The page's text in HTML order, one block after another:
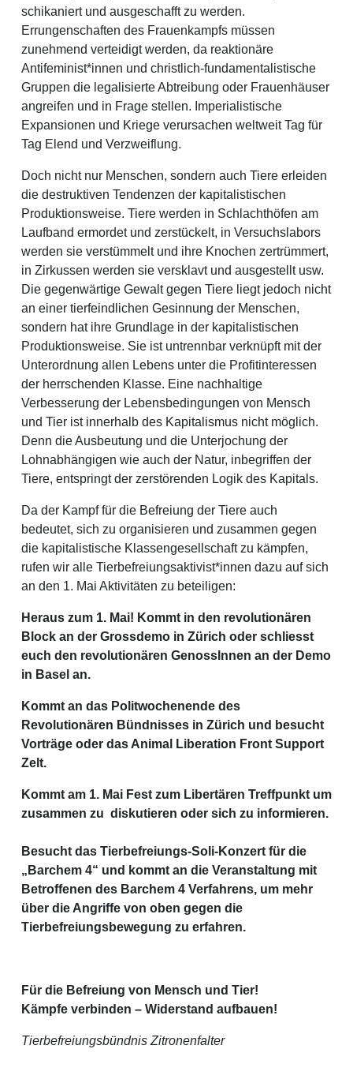
schikaniert und ausgeschafft zu werden.
Errungenschaften des Frauenkampfs müssen
zunehmend verteidigt werden, da reaktionäre
Antifeminist*innen und christlich-fundamentalistische
Gruppen die legalisierte Abtreibung oder Frauenhäuser
angreifen und in Frage stellen. Imperialistische
Expansionen und Kriege verursachen weltweit Tag für
Tag Elend und Verzweiflung.
Doch nicht nur Menschen, sondern auch Tiere erleiden
die destruktiven Tendenzen der kapitalistischen
Produktionsweise. Tiere werden in Schlachthöfen am
Laufband ermordet und zerstückelt, in Versuchslabors
werden sie verstümmelt und ihre Knochen zertrümmert,
in Zirkussen werden sie versklavt und ausgestellt usw.
Die gegenwärtige Gewalt gegen Tiere liegt jedoch nicht
an einer tierfeindlichen Gesinnung der Menschen,
sondern hat ihre Grundlage in der kapitalistischen
Produktionsweise. Sie ist untrennbar verknüpft mit der
Unterordnung allen Lebens unter die Profitinteressen
der herrschenden Klasse. Eine nachhaltige
Verbesserung der Lebensbedingungen von Mensch
und Tier ist innerhalb des Kapitalismus nicht möglich.
Denn die Ausbeutung und die Unterjochung der
Lohnabhängigen wie auch der Natur, inbegriffen der
Tiere, entspringt der zerstörenden Logik des Kapitals.
Da der Kampf für die Befreiung der Tiere auch
bedeutet, sich zu organisieren und zusammen gegen
die kapitalistische Klassengesellschaft zu kämpfen,
rufen wir alle Tierbefreiungsaktivist*innen dazu auf sich
an den 1. Mai Aktivitäten zu beteiligen:
Heraus zum 1. Mai! Kommt in den revolutionären
Block an der Grossdemo in Zürich oder schliesst
euch den revolutionären GenossInnen an der Demo
in Basel an.
Kommt an das Politwochenende des
Revolutionären Bündnisses in Zürich und besucht
Vorträge oder das Animal Liberation Front Support
Zelt.
Kommt am 1. Mai Fest zum Libertären Treffpunkt um
zusammen zu diskutieren oder sich zu informieren.
Besucht das Tierbefreiungs-Soli-Konzert für die
„Barchem 4“ und kommt an die Veranstaltung mit
Betroffenen des Barchem 4 Verfahrens, um mehr
über die Angriffe von oben gegen die
Tierbefreiungsbewegung zu erfahren.
Für die Befreiung von Mensch und Tier!
Kämpfe verbinden – Widerstand aufbauen!
Tierbefreiungsbündnis Zitronenfalter